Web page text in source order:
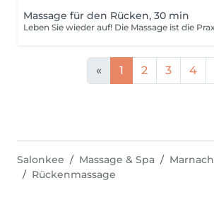
Massage für den Rücken, 30 min
« 1 2 3 4
Salonkee Massage & Spa
Marnach
Rückenmassage